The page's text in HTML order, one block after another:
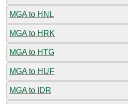
MGA to HNL
MGA to HRK
MGA to HTG
MGA to HUF
MGA to IDR